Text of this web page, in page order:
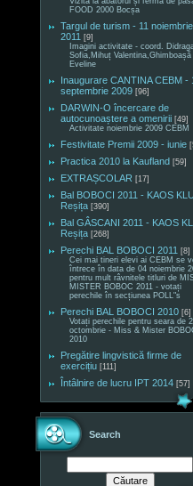
FOOD 2000 Bocșa
Targul de turism - 11 noiembrie
2011 [9]
Imagini activitate - coord.
Sofia,Mihuț Valentina,Ghimboașă
Eveline
Inaugurare CANTINA CEBM -
septembrie 2009 [96]
DARWIN-O încercare de
autocunoaștere a omenirii [49]
Activitate noiembrie 2009 CEBM
Festivitate Premii 2009 - iunie
Practica 2010 la Kaufland [59]
EXTRAȘCOLAR [17]
Bal BOBOCI 2011 - KAOS
Reșița [390]
Bal GÂSCANI 2011 - KAOS
Reșița [268]
Perechi BAL BOBOCI 2011 [8]
Cei mai tineri elevi ai CEBM se
întrece în data de 04 noiembrie
pentru mult râvnitele titluri de
MISTER BOBOC 2011 - votați
perechile în secțiunea POLL"s
Perechi BAL BOBOCI 2010 [6]
Votați perechile pentru seara de
octombrie - Miss & Mister
2010
Pregătire lingvistică firme de
exercițiu [111]
Întâlnire de lucru IPT 2014 [57]
Search